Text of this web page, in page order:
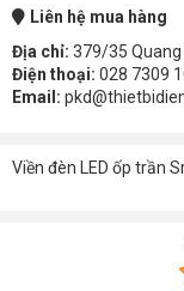
Liên hệ mua hàng
Địa chỉ: 379/35 Quang
Điện thoại: 028 7309
Email:
Viền đèn LED ốp trần